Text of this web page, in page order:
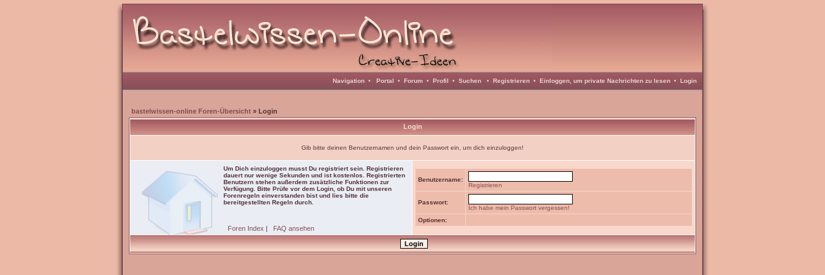
Navigation • Portal • Forum • Profil • Suchen • Registrieren • Einloggen, um private Nachrichten zu lesen • Login
bastelwissen-online Foren-Übersicht » Login
Login
Gib bitte deinen Benutzernamen und dein Passwort ein, um dich einzuloggen!
Um Dich einzuloggen musst Du registriert sein. Registrieren
dauert nur wenige Sekunden und ist kostenlos. Registrierten
Benutzern stehen außerdem zusätzliche Funktionen zur
Verfügung. Bitte Prüfe vor dem Login, ob Du mit unseren
Forenregeln einverstanden bist und lies bitte die
bereitgestellten Regeln durch.
Foren Index | FAQ ansehen
Benutzername:
Registrieren
Passwort:
Ich habe mein Passwort vergessen!
Optionen: